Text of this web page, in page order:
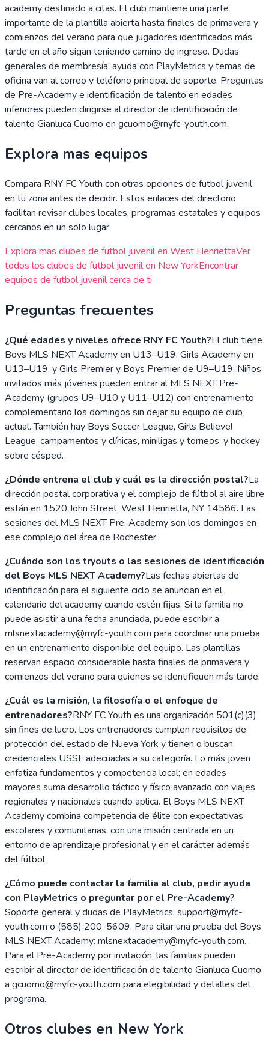
academy destinado a citas. El club mantiene una parte
importante de la plantilla abierta hasta finales de primavera y
comienzos del verano para que jugadores identificados más
tarde en el año sigan teniendo camino de ingreso. Dudas
generales de membresía, ayuda con PlayMetrics y temas de
oficina van al correo y teléfono principal de soporte. Preguntas
de Pre-Academy e identificación de talento en edades
inferiores pueden dirigirse al director de identificación de
talento Gianluca Cuomo en gcuomo@rnyfc-youth.com.
Explora mas equipos
Compara RNY FC Youth con otras opciones de futbol juvenil
en tu zona antes de decidir. Estos enlaces del directorio
facilitan revisar clubes locales, programas estatales y equipos
cercanos en un solo lugar.
Explora mas clubes de futbol juvenil en West HenriettaVer
todos los clubes de futbol juvenil en New YorkEncontrar
equipos de futbol juvenil cerca de ti
Preguntas frecuentes
¿Qué edades y niveles ofrece RNY FC Youth?El club tiene
Boys MLS NEXT Academy en U13–U19, Girls Academy en
U13–U19, y Girls Premier y Boys Premier de U9–U19. Niños
invitados más jóvenes pueden entrar al MLS NEXT Pre-
Academy (grupos U9–U10 y U11–U12) con entrenamiento
complementario los domingos sin dejar su equipo de club
actual. También hay Boys Soccer League, Girls Believe!
League, campamentos y clínicas, miniligas y torneos, y hockey
sobre césped.
¿Dónde entrena el club y cuál es la dirección postal?La
dirección postal corporativa y el complejo de fútbol al aire libre
están en 1520 John Street, West Henrietta, NY 14586. Las
sesiones del MLS NEXT Pre-Academy son los domingos en
ese complejo del área de Rochester.
¿Cuándo son los tryouts o las sesiones de identificación
del Boys MLS NEXT Academy?Las fechas abiertas de
identificación para el siguiente ciclo se anuncian en el
calendario del academy cuando estén fijas. Si la familia no
puede asistir a una fecha anunciada, puede escribir a
mlsnextacademy@rnyfc-youth.com para coordinar una prueba
en un entrenamiento disponible del equipo. Las plantillas
reservan espacio considerable hasta finales de primavera y
comienzos del verano para quienes se identifiquen más tarde.
¿Cuál es la misión, la filosofía o el enfoque de
entrenadores?RNY FC Youth es una organización 501(c)(3)
sin fines de lucro. Los entrenadores cumplen requisitos de
protección del estado de Nueva York y tienen o buscan
credenciales USSF adecuadas a su categoría. Lo más joven
enfatiza fundamentos y competencia local; en edades
mayores suma desarrollo táctico y físico avanzado con viajes
regionales y nacionales cuando aplica. El Boys MLS NEXT
Academy combina competencia de élite con expectativas
escolares y comunitarias, con una misión centrada en un
entorno de aprendizaje profesional y en el carácter además
del fútbol.
¿Cómo puede contactar la familia al club, pedir ayuda
con PlayMetrics o preguntar por el Pre-Academy?
Soporte general y dudas de PlayMetrics: support@rnyfc-
youth.com o (585) 200-5609. Para citar una prueba del Boys
MLS NEXT Academy: mlsnextacademy@rnyfc-youth.com.
Para el Pre-Academy por invitación, las familias pueden
escribir al director de identificación de talento Gianluca Cuomo
a gcuomo@rnyfc-youth.com para elegibilidad y detalles del
programa.
Otros clubes en New York